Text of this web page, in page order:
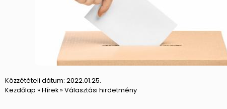
Közzétételi dátum: 2022.01.25.
Kezdőlap » Hírek» Választási hirdetmény